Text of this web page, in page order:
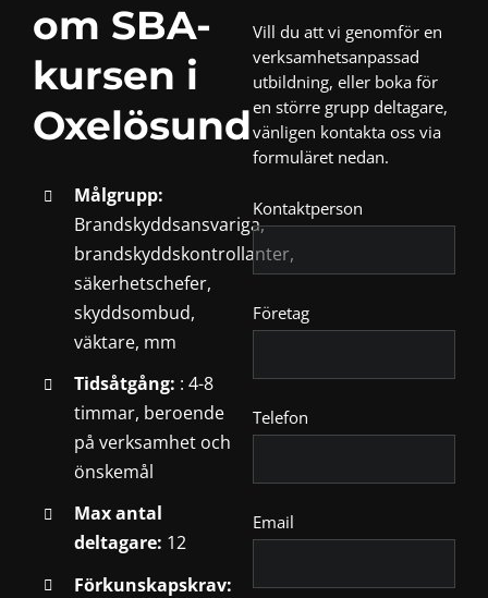
om SBA-
kursen i
Oxelösund
Målgrupp:
Brandskyddsansvariga,
brandskyddskontrollanter,
säkerhetschefer,
skyddsombud,
väktare, mm
Tidsåtgång: : 4-8
timmar, beroende
på verksamhet och
önskemål
Max antal
deltagare: 12
Förkunskapskrav:
Vill du att vi genomför en
verksamhetsanpassad
utbildning, eller boka för
en större grupp deltagare,
vänligen kontakta oss via
formuläret nedan.
Kontaktperson
Företag
Telefon
Email